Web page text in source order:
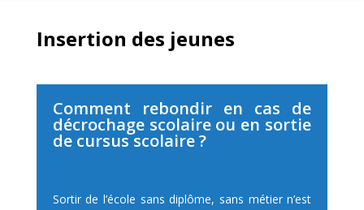
Insertion des jeunes
Comment rebondir en cas de
décrochage scolaire ou en sortie
de cursus scolaire ?
Sortir de l’école sans diplôme, sans métier n’est